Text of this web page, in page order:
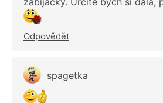
Odpovědět
spagetka